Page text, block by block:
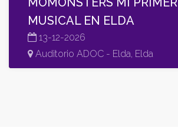
MUSICAL EN ELDA
13-12-2026
Auditorio ADOC - Elda, Elda